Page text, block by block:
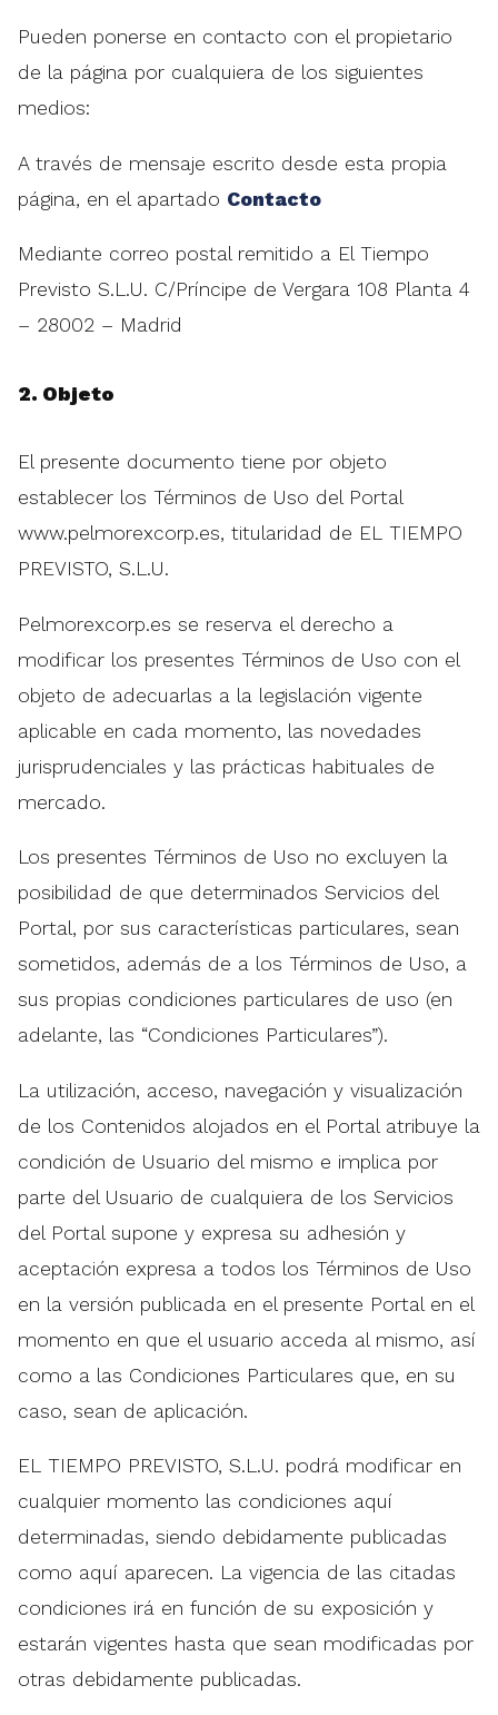
CONTACTO
Pueden ponerse en contacto con el propietario
de la página por cualquiera de los siguientes
medios:
A través de mensaje escrito desde esta propia
página, en el apartado Contacto
Mediante correo postal remitido a El Tiempo
Previsto S.L.U. C/Príncipe de Vergara 108 Planta 4
– 28002 – Madrid
2. Objeto
El presente documento tiene por objeto
establecer los Términos de Uso del Portal
www.pelmorexcorp.es, titularidad de EL TIEMPO
PREVISTO, S.L.U.
Pelmorexcorp.es se reserva el derecho a
modificar los presentes Términos de Uso con el
objeto de adecuarlas a la legislación vigente
aplicable en cada momento, las novedades
jurisprudenciales y las prácticas habituales de
mercado.
Los presentes Términos de Uso no excluyen la
posibilidad de que determinados Servicios del
Portal, por sus características particulares, sean
sometidos, además de a los Términos de Uso, a
sus propias condiciones particulares de uso (en
adelante, las “Condiciones Particulares”).
La utilización, acceso, navegación y visualización
de los Contenidos alojados en el Portal atribuye la
condición de Usuario del mismo e implica por
parte del Usuario de cualquiera de los Servicios
del Portal supone y expresa su adhesión y
aceptación expresa a todos los Términos de Uso
en la versión publicada en el presente Portal en el
momento en que el usuario acceda al mismo, así
como a las Condiciones Particulares que, en su
caso, sean de aplicación.
EL TIEMPO PREVISTO, S.L.U. podrá modificar en
cualquier momento las condiciones aquí
determinadas, siendo debidamente publicadas
como aquí aparecen. La vigencia de las citadas
condiciones irá en función de su exposición y
estarán vigentes hasta que sean modificadas por
otras debidamente publicadas.